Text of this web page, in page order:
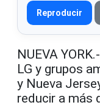
Reproducir
NUEVA
LG y grupos
y Nueva
reducir a más